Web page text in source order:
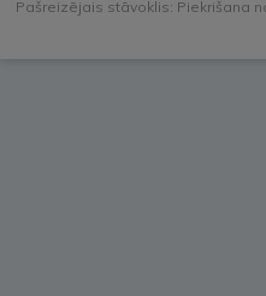
Pašreizējais stāvoklis: Piekrišana